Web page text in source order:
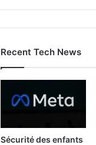
Recent Tech News
Sécurité des enfants